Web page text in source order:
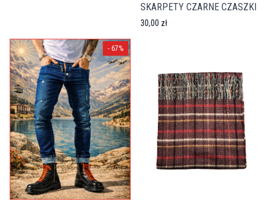
SKARPETY CZARNE CZASZKI
30,00 zł
- 67%